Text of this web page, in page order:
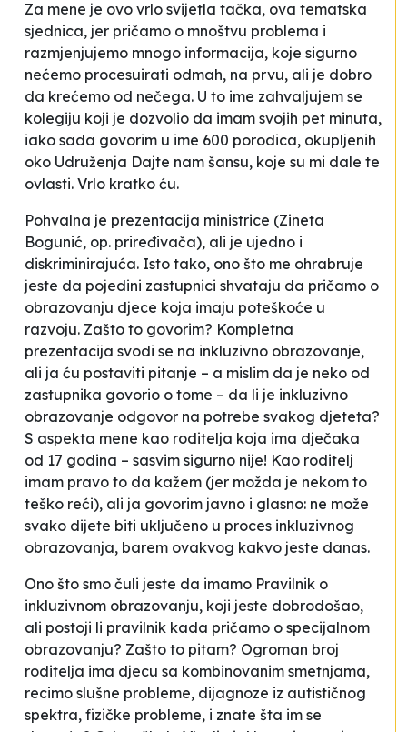
Za mene je ovo vrlo svijetla tačka, ova tematska
sjednica, jer pričamo o mnoštvu problema i
razmjenjujemo mnogo informacija, koje sigurno
nećemo procesuirati odmah, na prvu, ali je dobro
da krećemo od nečega. U to ime zahvaljujem se
kolegiju koji je dozvolio da imam svojih pet minuta,
iako sada govorim u ime 600 porodica, okupljenih
oko Udruženja Dajte nam šansu, koje su mi dale te
ovlasti. Vrlo kratko ću.
Pohvalna je prezentacija ministrice (Zineta
Bogunić, op. priređivača), ali je ujedno i
diskriminirajuća. Isto tako, ono što me ohrabruje
jeste da pojedini zastupnici shvataju da pričamo o
obrazovanju djece koja imaju poteškoće u
razvoju. Zašto to govorim? Kompletna
prezentacija svodi se na inkluzivno obrazovanje,
ali ja ću postaviti pitanje – a mislim da je neko od
zastupnika govorio o tome – da li je inkluzivno
obrazovanje odgovor na potrebe svakog djeteta?
S aspekta mene kao roditelja koja ima dječaka
od 17 godina – sasvim sigurno nije! Kao roditelj
imam pravo to da kažem (jer možda je nekom to
teško reći), ali ja govorim javno i glasno: ne može
svako dijete biti uključeno u proces inkluzivnog
obrazovanja, barem ovakvog kakvo jeste danas.
Ono što smo čuli jeste da imamo Pravilnik o
inkluzivnom obrazovanju, koji jeste dobrodošao,
ali postoji li pravilnik kada pričamo o specijalnom
obrazovanju? Zašto to pitam? Ogroman broj
roditelja ima djecu sa kombinovanim smetnjama,
recimo slušne probleme, dijagnoze iz autističnog
spektra, fizičke probleme, i znate šta im se